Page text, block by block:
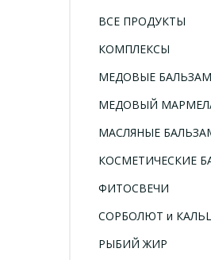
ВСЕ ПРОДУКТЫ
КОМПЛЕКСЫ
МЕДОВЫЕ
МЕДОВЫЙ
МАСЛЯНЫЕ
КОСМЕТИЧЕСКИЕ
ФИТОСВЕЧИ
СОРБОЛЮТ и
РЫБИЙ ЖИР